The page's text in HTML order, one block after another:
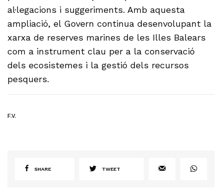
al·legacions i suggeriments. Amb aquesta
ampliació, el Govern continua desenvolupant la
xarxa de reserves marines de les Illes Balears
com a instrument clau per a la conservació
dels ecosistemes i la gestió dels recursos
pesquers.
F.V.
SHARE TWEET